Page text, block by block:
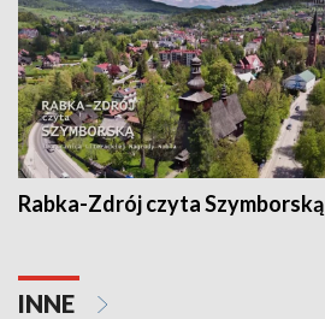
Rabka-Zdrój czyta Szymborską
INNE